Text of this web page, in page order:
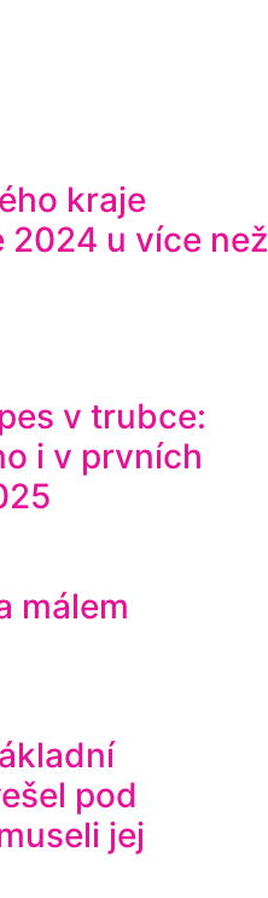
kraje
2024 u více než
v trubce:
i v prvních
málem
pod
jej